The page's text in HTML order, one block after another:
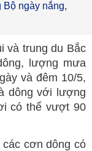
Bộ ngày nắng,
và trung du Bắc
lượng mưa
và đêm 10/5,
dông với lượng
có thể vượt 90
cơn dông có